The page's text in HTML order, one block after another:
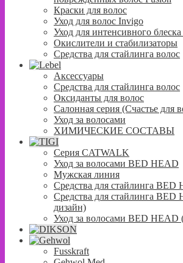
Краски для волос
Уход для волос Invigo
Уход для интенсивного
Окислители и стабилизаторы
Средства для стайлинга волос
Аксессуары
Средства для стайлинга волос
Оксиданты для волос
Салонная серия (Счастье для
Уход за волосами
ХИМИЧЕСКИЕ СОСТАВЫ
Серия CATWALK
Уход за волосами BED HEAD
Мужская линия
Средства для стайлинга BED
Средства для стайлинга
дизайн)
Уход за волосами BED
Fusskraft